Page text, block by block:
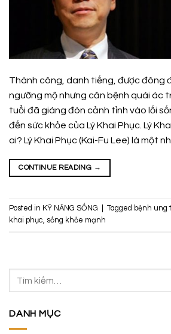
DANH MỤC
Thành công, danh tiếng, được đông
ngưỡng mộ nhưng căn bệnh quái ác
tuổi đã giáng đòn cảnh tỉnh vào lối
đến sức khỏe của Lý Khai Phục. Lý
ai? Lý Khai Phục (Kai-Fu Lee) là một
CONTINUE READING →
Posted in KỸ NĂNG SỐNG Tagged bệnh ung
khai phục, sống khỏe mạnh